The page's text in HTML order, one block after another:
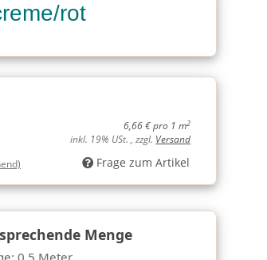
rot
6,66 € pro 1 m2
inkl. 19% USt. , zzgl. Versand
Frage zum Artikel
Menge
0.5 Meter